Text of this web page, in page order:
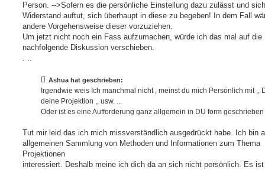
Person. -->Sofern es die persönliche Einstellung dazu zulässt und
Widerstand auftut, sich überhaupt in diese zu begeben! In dem Fall
andere Vorgehensweise dieser vorzuziehen.
Um jetzt nicht noch ein Fass aufzumachen, würde ich das mal auf die
nachfolgende Diskussion verschieben.
. ..
Ashua hat geschrieben:
Irgendwie weis Ich manchmal nicht , meinst du mich Persönlich mit ,,
deine Projektion ,, usw. ...
Oder ist es eine Aufforderung ganz allgemein in DU form geschrieben
Tut mir leid das ich mich missverständlich ausgedrückt habe. Ich bin
allgemeinen Sammlung von Methoden und Informationen zum Thema
Projektionen
interessiert. Deshalb meine ich dich da an sich nicht persönlich. Es ist